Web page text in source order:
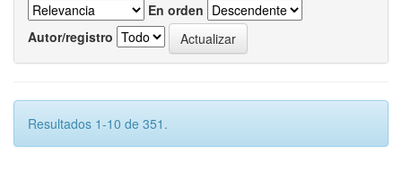
En orden
Autor/registro
Resultados 1-10 de 351.